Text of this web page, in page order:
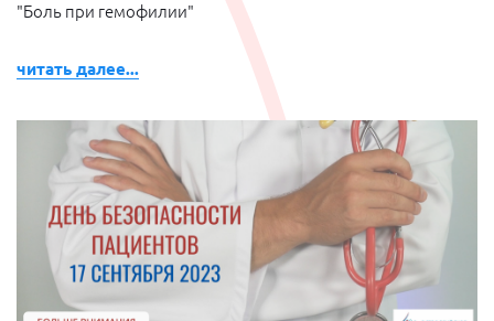
"Боль при гемофилии"
читать далее...